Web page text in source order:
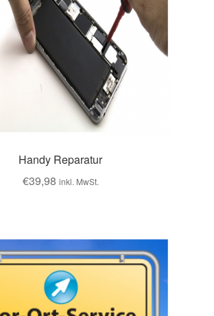
Handy Reparatur
€39,98 inkl. MwSt.